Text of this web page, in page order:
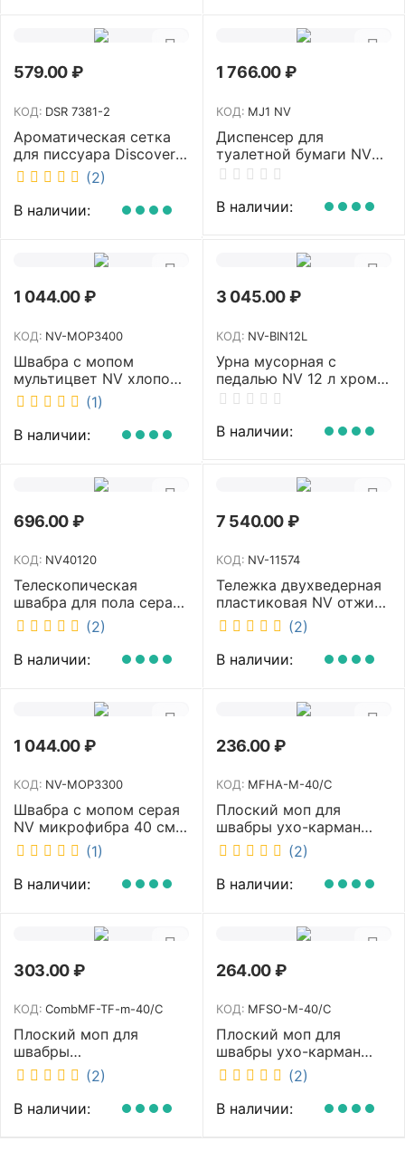
579.00₽
КОД: DSR 7381-2
Ароматическая сетка
для писсуара Discover
аромат Queen DSR
7381-2
(2)
В наличии:
1 766.00₽
КОД: MJ1 NV
Диспенсер для
туалетной бумаги NV
белый MJ1 NV
В наличии:
1 044.00₽
КОД: NV-MOP3400
Швабра с мопом
мультицвет NV хлопок
40 см NV-MOP3400
(1)
В наличии:
3 045.00₽
КОД: NV-BIN12L
Урна мусорная с
педалью NV 12 л хром
NV-BIN12L
В наличии:
696.00₽
КОД: NV40120
Телескопическая
швабра для пола серая
NV микрофибра 42 см
NV40120
(2)
В наличии:
7 540.00₽
КОД: NV-11574
Тележка двухведерная
пластиковая NV отжим
2х23л NV-11574
(2)
В наличии:
1 044.00₽
КОД: NV-MOP3300
Швабра с мопом серая
NV микрофибра 40 см
NV-MOP3300
(1)
В наличии:
236.00₽
КОД: MFHA-M-40/C
Плоский моп для
швабры ухо-карман
белый 40 см NV MFHA-
M-40/C
(2)
В наличии:
303.00₽
КОД: CombMF-TF-m-40/C
Плоский моп для
швабры
комбинированный ухо-
карман бежевый 40 см
NV CombMF-TF-m-40/C
(2)
В наличии:
264.00₽
КОД: MFSO-M-40/C
Плоский моп для
швабры ухо-карман
белый 40 см NV MFSO-
M-40/C
(2)
В наличии: